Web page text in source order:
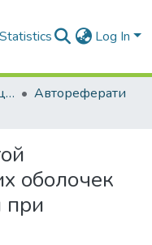
Statistics Log In
Автореферати дисертацій
Автореферати
оболочек
при